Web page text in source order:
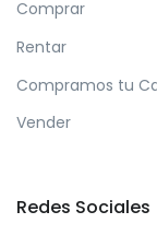
Comprar
Rentar
Compramos tu
Vender
Redes Sociales